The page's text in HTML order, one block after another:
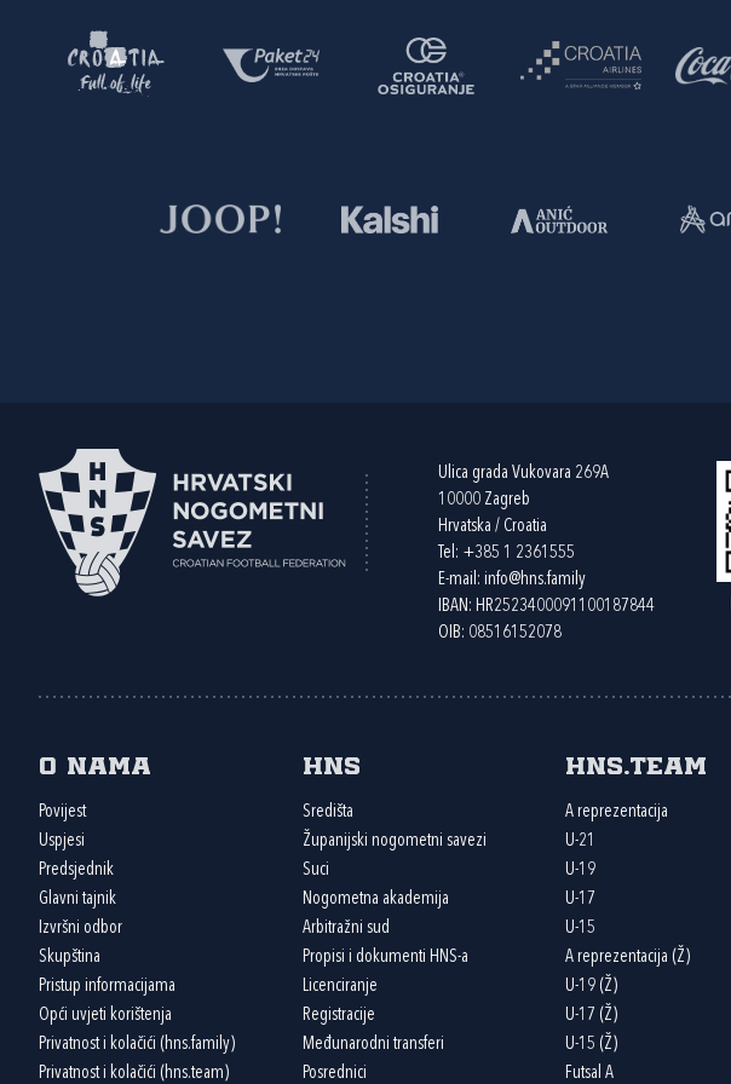
Ulica grada Vukovara 269A
10000 Zagreb
Hrvatska / Croatia
Tel: +385 1 2361555
E-mail: info@hns.family
IBAN: HR2523400091100187844
OIB: 08516152078
O nama
Povijest
Uspjesi
Predsjednik
Glavni tajnik
Izvršni odbor
Skupština
Pristup informacijama
Opći uvjeti korištenja
Privatnost i kolačići (hns.family)
Privatnost i kolačići (hns.team)
HNS
Središta
Županijski nogometni savezi
Suci
Nogometna akademija
Arbitražni sud
Propisi i dokumenti HNS-a
Licenciranje
Registracije
Međunarodni transferi
Posrednici
HNS.team
A reprezentacija
U-21
U-19
U-17
U-15
A reprezentacija (Ž)
U-19 (Ž)
U-17 (Ž)
U-15 (Ž)
Futsal A